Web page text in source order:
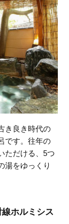
き良き時代の
です。往年の
ただける、5つ
湯をゆっくり
ホルミシス